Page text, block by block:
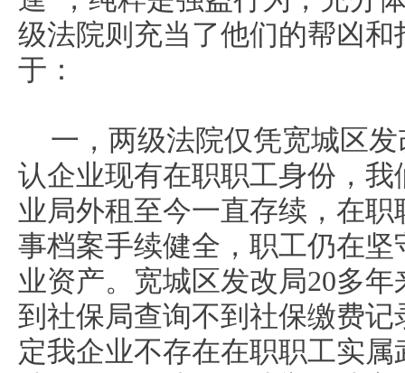
级法院则充当了他们的帮凶
于：
一，两级法院仅凭宽城区
认企业现有在职职工身份，
业局外租至今一直存续，在
事档案手续健全，职工仍在
业资产。宽城区发改局20多
到社保局查询不到社保缴费
定我企业不存在在职职工实